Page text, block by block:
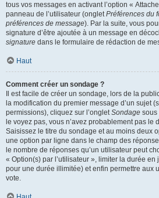
tous vos messages en activant l’option «
panneau de l’utilisateur (ongletPréférences du
préférences de message). Par la suite, vous
signature d’être ajoutée à un message en
signature dans le formulaire de rédaction de
Haut
Comment créer un sondage ?
Il est facile de créer un sondage, lors de la
la modification du premier message d’un sujet
permissions), cliquez sur l’ongletSondage sous
le voyez pas, vous n’avez probablement pas le
Saisissez le titre du sondage et au moins deux
une option par ligne dans le champ des
le nombre de réponses qu’un utilisateur peut
« Option(s) par l’utilisateur », limiter la durée
pour une durée illimitée) et enfin permettre aux
vote.